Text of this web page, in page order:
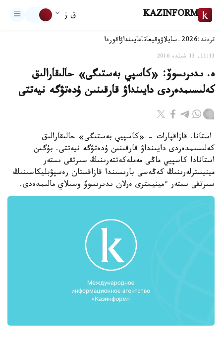
KAZINFORM ق ز
ترەند:2026-سايلاۋ وقيعاتاعايىنداۋاقوردا
11:13, 13 شىلدە 2016
ە. ىدىرىسوۆ: «كاسپي بەستىگى» حالىقارالىق
كەلىسىمدەردى دايىنداۋ قارقىنىن ۇدەتۋگە نيەتتى
استانا. قازاقپارات - «كاسپيي بەستىگى» حالىقارالىق
كەلىسىمدەردى دايىنداۋ قارقىنىن ۇدەتۋگە نيەتتى. بۇگىن
استانادا كاسپيي ماڭى مەملەكەتتەرىنىڭ سىرتقى ىستەر
مينيسترلەرىنىڭ كەڭەسى بارىسىندا قازاقستان رەسپۋبليكاسىنىڭ
سىرتقى ىستەر ءمينيسترى ەرلان ىدىرىسوۆ وسىلاي مالىمدەدى.